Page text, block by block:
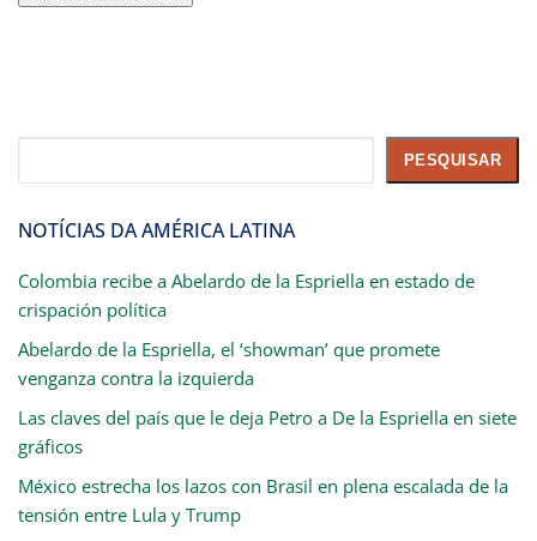
PESQUISAR
NOTÍCIAS DA AMÉRICA LATINA
Colombia recibe a Abelardo de la Espriella en estado de
crispación política
Abelardo de la Espriella, el ‘showman’ que promete
venganza contra la izquierda
Las claves del país que le deja Petro a De la Espriella en siete
gráficos
México estrecha los lazos con Brasil en plena escalada de la
tensión entre Lula y Trump